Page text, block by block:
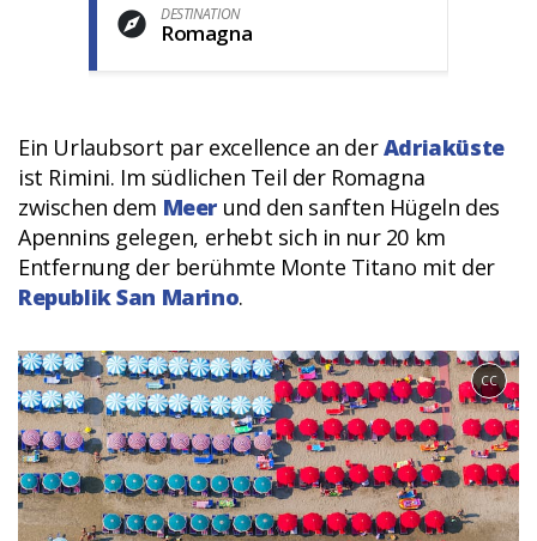
DESTINATION
Romagna
Ein Urlaubsort par excellence an derAdriaküste
ist Rimini. Im südlichen Teil der Romagna
zwischen dem Meer und den sanften Hügeln des
Apennins gelegen, erhebt sich in nur 20 km
Entfernung der berühmte Monte Titano mit der
Republik San Marino.
CC